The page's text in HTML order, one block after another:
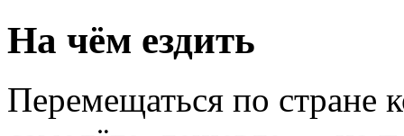
На чём ездить
Перемещаться по стране